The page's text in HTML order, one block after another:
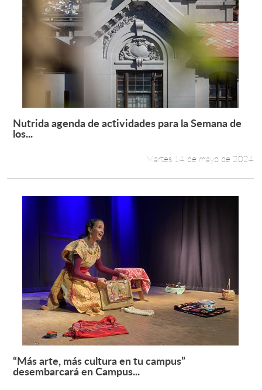
Leer más +
Nutrida agenda de actividades para la Semana de
los...
Martes 14 de mayo de 2024
Leer más +
“Más arte, más cultura en tu campus”
desembarcará en Campus...